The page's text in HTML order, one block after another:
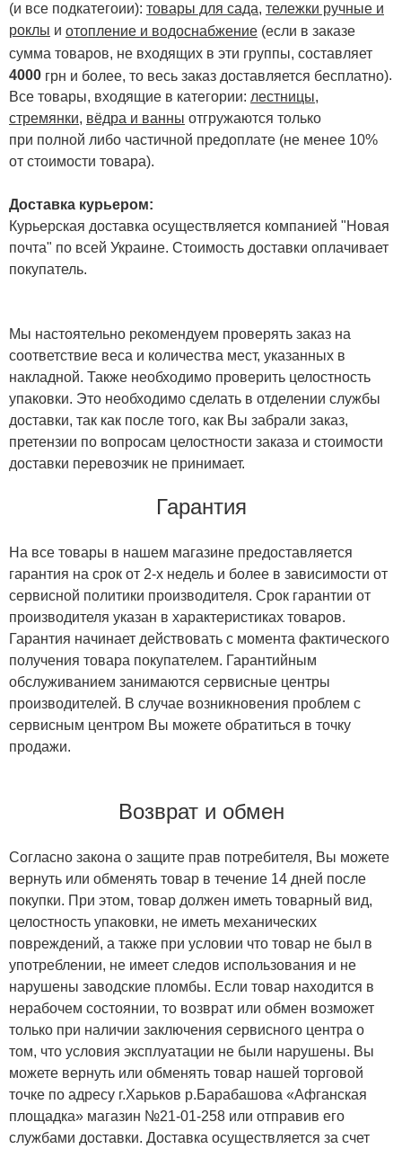
(и все подкатегоии): товары для сада, тележки ручные и
роклы и отопление и водоснабжение (если в заказе
сумма товаров, не входящих в эти группы, составляет
4000 грн и более, то весь заказ доставляется бесплатно).
Все товары, входящие в категории: лестницы,
стремянки, вёдра и ванны отгружаются только
при полной либо частичной предоплате (не менее 10%
от стоимости товара).
Доставка курьером:
Курьерская доставка осуществляется компанией "Новая
почта" по всей Украине. Стоимость доставки оплачивает
покупатель.
Мы настоятельно рекомендуем проверять заказ на
соответствие веса и количества мест, указанных в
накладной. Также необходимо проверить целостность
упаковки. Это необходимо сделать в отделении службы
доставки, так как после того, как Вы забрали заказ,
претензии по вопросам целостности заказа и стоимости
доставки перевозчик не принимает.
Гарантия
На все товары в нашем магазине предоставляется
гарантия на срок от 2-х недель и более в зависимости от
сервисной политики производителя. Срок гарантии от
производителя указан в характеристиках товаров.
Гарантия начинает действовать с момента фактического
получения товара покупателем. Гарантийным
обслуживанием занимаются сервисные центры
производителей. В случае возникновения проблем с
сервисным центром Вы можете обратиться в точку
продажи.
Возврат и обмен
Согласно закона о защите прав потребителя, Вы можете
вернуть или обменять товар в течение 14 дней после
покупки. При этом, товар должен иметь товарный вид,
целостность упаковки, не иметь механических
повреждений, а также при условии что товар не был в
употреблении, не имеет следов использования и не
нарушены заводские пломбы. Если товар находится в
нерабочем состоянии, то возврат или обмен возможет
только при наличии заключения сервисного центра о
том, что условия эксплуатации не были нарушены. Вы
можете вернуть или обменять товар нашей торговой
точке по адресу г.Харьков р.Барабашова «Афганская
площадка» магазин №21-01-258 или отправив его
службами доставки. Доставка осуществляется за счет